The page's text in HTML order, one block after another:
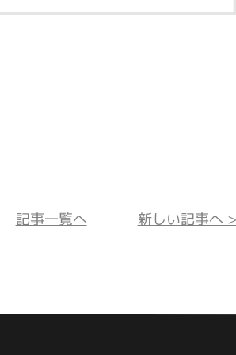
記事一覧へ 新しい記事へ